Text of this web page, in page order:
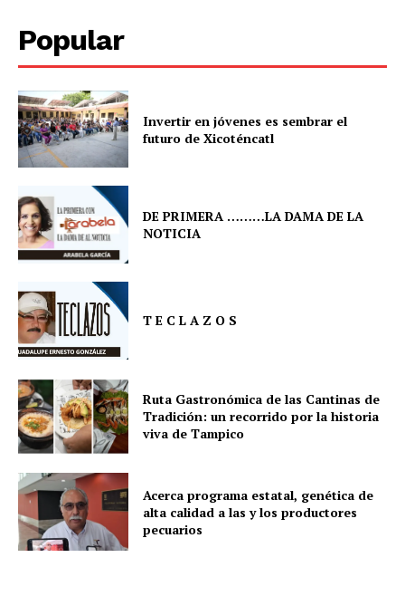
Popular
Invertir en jóvenes es sembrar el
futuro de Xicoténcatl
DE PRIMERA ………LA DAMA DE LA
NOTICIA
T E C L A Z O S
Ruta Gastronómica de las Cantinas de
Tradición: un recorrido por la historia
viva de Tampico
Acerca programa estatal, genética de
alta calidad a las y los productores
pecuarios